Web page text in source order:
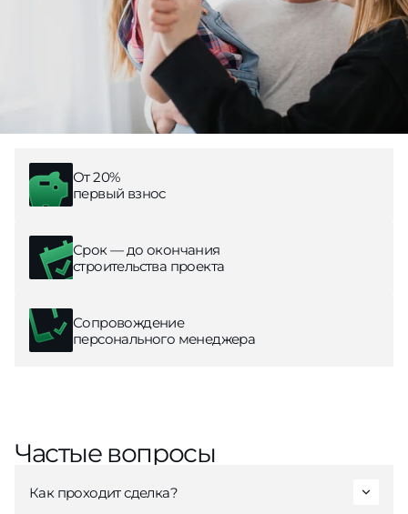
От 20%
первый взнос
Срок — до окончания
строительства проекта
Сопровождение
персонального менеджера
Частые вопросы
Как проходит сделка?